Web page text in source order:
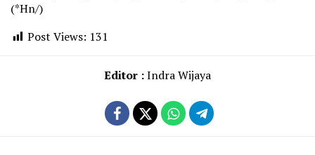
(*Hn/)
Post Views: 131
Editor :Indra Wijaya